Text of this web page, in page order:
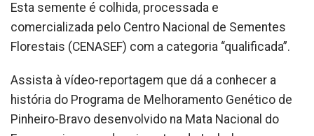
Esta semente é colhida, processada e
comercializada pelo Centro Nacional de Sementes
Florestais (CENASEF) com a categoria “qualificada”.
Assista à vídeo-reportagem que dá a conhecer a
história do Programa de Melhoramento Genético de
Pinheiro-Bravo desenvolvido na Mata Nacional do